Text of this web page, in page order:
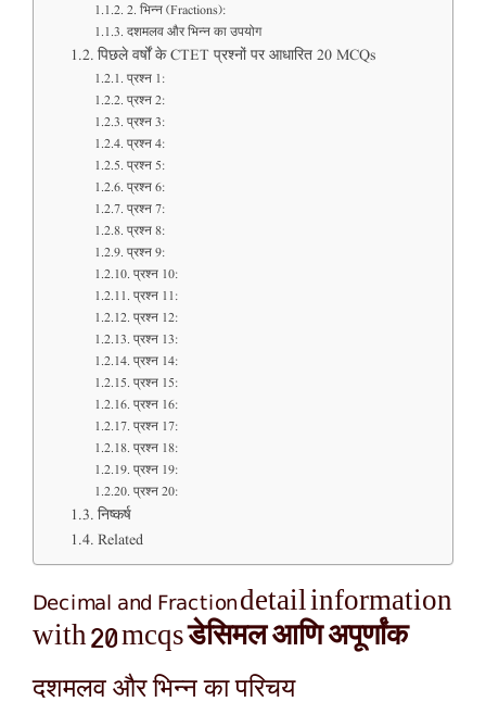
2. भिन्न (Fractions):
दशमलव और भिन्न का उपयोग
पिछले वर्षों के CTET प्रश्नों पर आधारित 20 MCQs
प्रश्न 1:
प्रश्न 2:
प्रश्न 3:
प्रश्न 4:
प्रश्न 5:
प्रश्न 6:
प्रश्न 7:
प्रश्न 8:
प्रश्न 9:
प्रश्न 10:
प्रश्न 11:
प्रश्न 12:
प्रश्न 13:
प्रश्न 14:
प्रश्न 15:
प्रश्न 16:
प्रश्न 17:
प्रश्न 18:
प्रश्न 19:
प्रश्न 20:
निष्कर्ष
Related
Decimal and Fractiondetail information
with 20 mcqsडेसिमल आणि अपूर्णांक
दशमलव और भिन्न का परिचय